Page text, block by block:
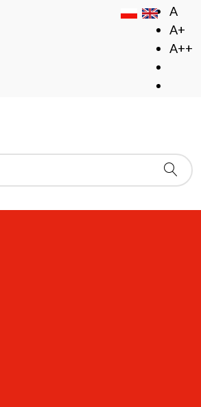
A
A+
A++